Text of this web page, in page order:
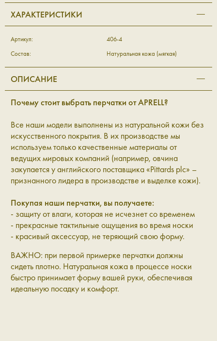
ХАРАКТЕРИСТИКИ
Артикул:
406-4
Состав:
Натуральная кожа (мягкая)
ОПИСАНИЕ
Почему стоит выбрать перчатки от APRELL?
Все наши модели выполнены из натуральной кожи без
искусственного покрытия. В их производстве мы
используем только качественные материалы от
ведущих мировых компаний (например, овчина
закупается у английского поставщика «Pittards plc» –
признанного лидера в производстве и выделке кожи).
Покупая наши перчатки, вы получаете:
- защиту от влаги, которая не исчезнет со временем
- прекрасные тактильные ощущения во время носки
- красивый аксессуар, не теряющий свою форму.
ВАЖНО: при первой примерке перчатки должны
сидеть плотно. Натуральная кожа в процессе носки
быстро принимает форму вашей руки, обеспечивая
идеальную посадку и комфорт.